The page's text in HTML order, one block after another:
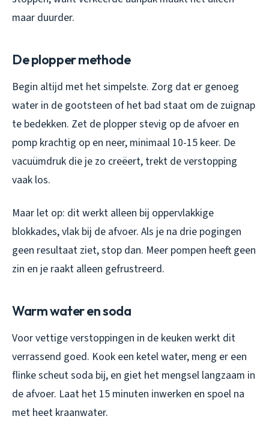
maar duurder.
De plopper methode
Begin altijd met het simpelste. Zorg dat er genoeg
water in de gootsteen of het bad staat om de zuignap
te bedekken. Zet de plopper stevig op de afvoer en
pomp krachtig op en neer, minimaal 10-15 keer. De
vacuümdruk die je zo creëert, trekt de verstopping
vaak los.
Maar let op: dit werkt alleen bij oppervlakkige
blokkades, vlak bij de afvoer. Als je na drie pogingen
geen resultaat ziet, stop dan. Meer pompen heeft geen
zin en je raakt alleen gefrustreerd.
Warm water en soda
Voor vettige verstoppingen in de keuken werkt dit
verrassend goed. Kook een ketel water, meng er een
flinke scheut soda bij, en giet het mengsel langzaam in
de afvoer. Laat het 15 minuten inwerken en spoel na
met heet kraanwater.